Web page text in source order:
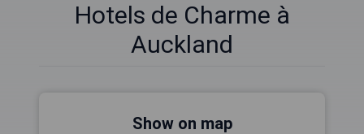
Hotels de Charme à
Auckland
Show on map